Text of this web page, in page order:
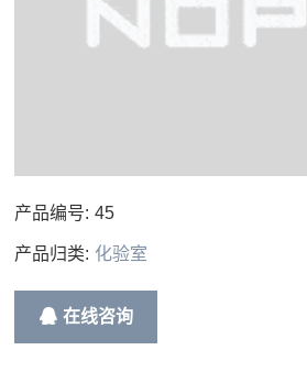
产品编号: 45
产品归类: 化验室
在线咨询